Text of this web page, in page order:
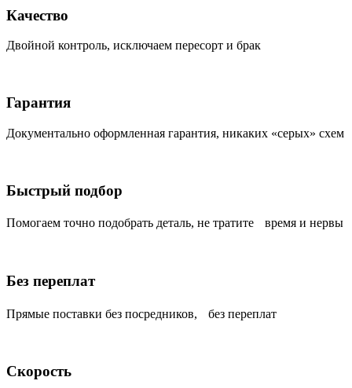
Качество
Двойной контроль, исключаем пересорт и брак
Гарантия
Документально оформленная гарантия, никаких «серых» схем
Быстрый подбор
Помогаем точно подобрать деталь, не тратите время и нервы
Без переплат
Прямые поставки без посредников, без переплат
Скорость